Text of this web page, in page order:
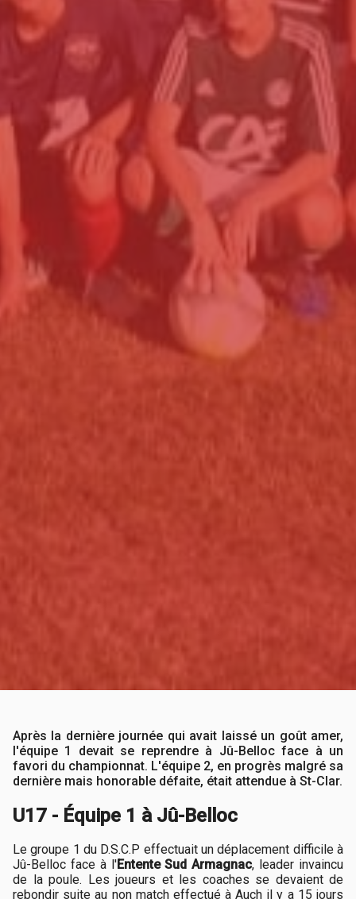
Après la dernière journée qui avait laissé un goût amer,
l'équipe 1 devait se reprendre à Jû-Belloc face à un
favori du championnat. L'équipe 2, en progrès malgré sa
dernière mais honorable défaite, était attendue à St-Clar.
U17 - Équipe 1 à Jû-Belloc
Le groupe 1 du D.S.C.P effectuait un déplacement difficile à
Jû-Belloc face à l'Entente Sud Armagnac, leader invaincu
de la poule. Les joueurs et les coaches se devaient de
rebondir suite au non match effectué à Auch il y a 15 jours